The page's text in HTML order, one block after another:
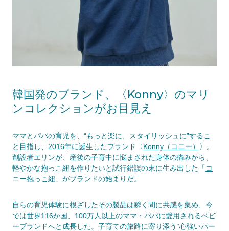
韓国発のブランド、〈Konny〉のマリ
ンコレクションがお目見え
ママとパパの育児を、“もっと楽に、スタイリッシュに”するこ
と目指し、2016年に誕生したブランド〈Konny（コニー）
〉。
創設者エリンが、産後の子育中に悩まされた身体の痛みから、
軽やかな抱っこ紐を作りたいと試行錯誤の末に生み出した「コ
ニー抱っこ紐 」がブランドの始まりだ。
自らの育児体験に根ざしたその製品は瞬く間に共感を集め、今
では世界116か国、100万人以上のママ・パパに愛用されるベビ
ーブランドへと成長した。子育ての旅路に寄り添う“心強いパー